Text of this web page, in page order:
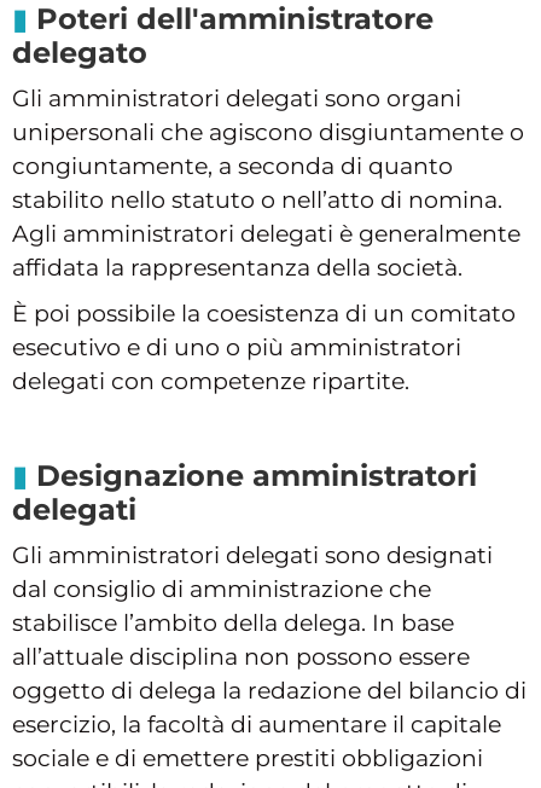
Poteri dell'amministratore
delegato
Gli amministratori delegati sono organi
unipersonali che agiscono disgiuntamente o
congiuntamente, a seconda di quanto
stabilito nello statuto o nell’atto di nomina.
Agli amministratori delegati è generalmente
affidata la rappresentanza della società.
È poi possibile la coesistenza di un comitato
esecutivo e di uno o più amministratori
delegati con competenze ripartite.
Designazione amministratori
delegati
Gli amministratori delegati sono designati
dal consiglio di amministrazione che
stabilisce l’ambito della delega. In base
all’attuale disciplina non possono essere
oggetto di delega la redazione del bilancio di
esercizio, la facoltà di aumentare il capitale
sociale e di emettere prestiti obbligazioni